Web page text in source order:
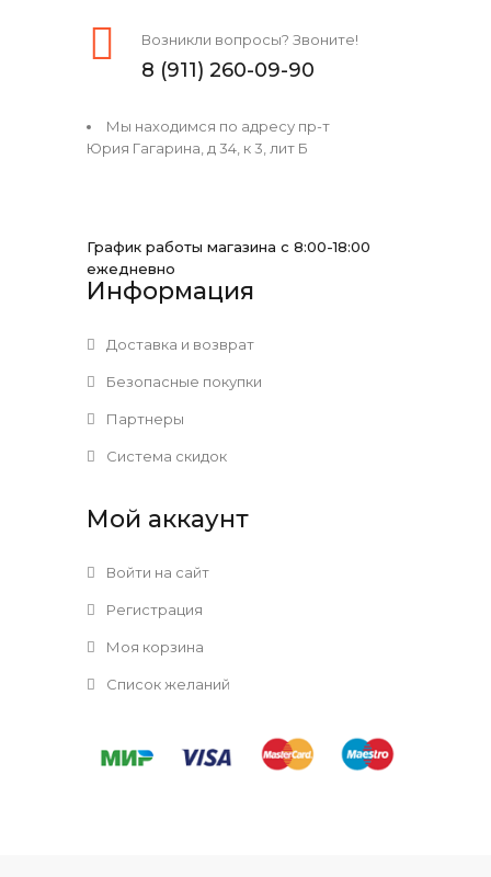
Возникли вопросы? Звоните!
8 (911) 260-09-90
Мы находимся по адресу пр-т
Юрия Гагарина, д 34, к 3, лит Б
График работы магазина с 8:00-18:00
ежедневно
Информация
Доставка и возврат
Безопасные покупки
Партнеры
Система скидок
Мой аккаунт
Войти на сайт
Регистрация
Моя корзина
Список желаний